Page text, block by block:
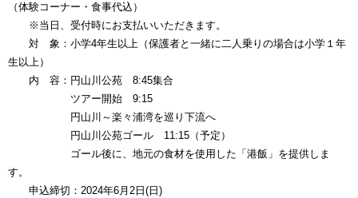
（体験コーナー・食事代込）
※当日、受付時にお支払いいただきます。
対 象：小学4年生以上（保護者と一緒に二人乗りの場合は小学１年
生以上）
内 容：円山川公苑 8:45集合
ツアー開始 9:15
円山川～楽々浦湾を巡り下流へ
円山川公苑ゴール 11:15（予定）
ゴール後に、地元の食材を使用した「港飯」を提供しま
す。
申込締切：2024年6月2日(日)